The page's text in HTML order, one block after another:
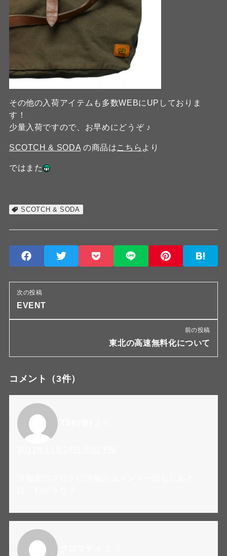
その他の入荷アイテムも多数WEBにUPしておりま
す！
少量入荷ですので、お早めにどうぞ ♪
SCOTCH & SODA の商品はこちら より
ではまた
SCOTCH & SODA
次の投稿
EVENT
前の投稿
東北の高速無料化について
コメント （3件）